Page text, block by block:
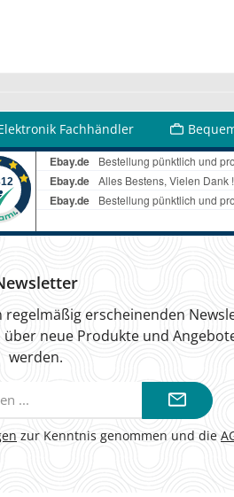
Fachhändler
erscheinenden
neue Produkte und
werden.
Mail-
zur Kenntnis genommen und die